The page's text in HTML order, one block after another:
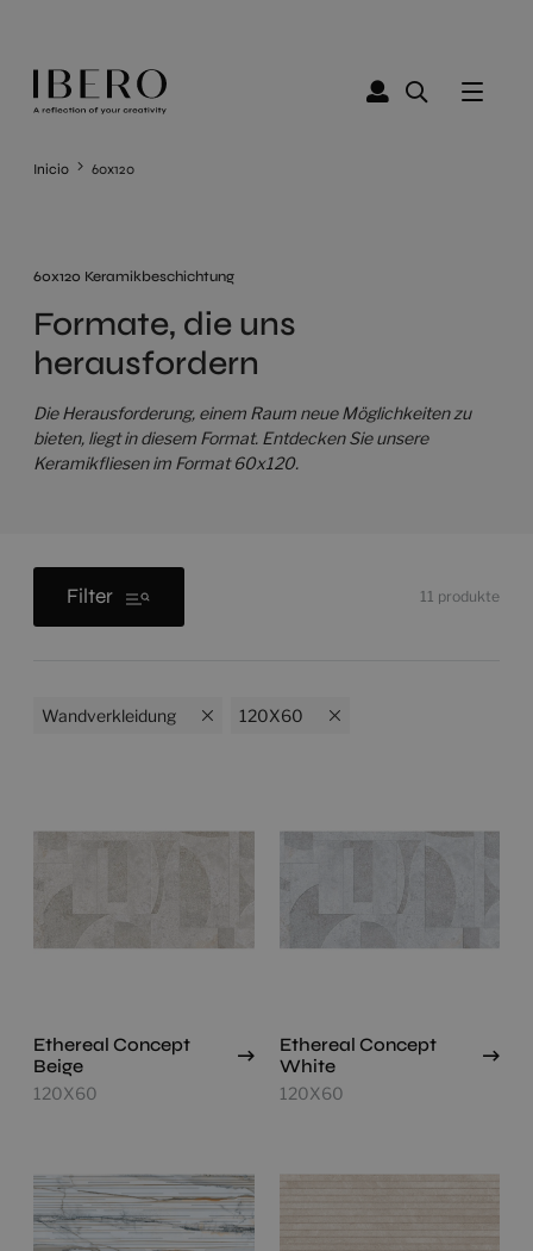
Inicio 60x120
60x120 Keramikbeschichtung
Formate, die uns
herausfordern
Die Herausforderung, einem Raum neue Möglichkeiten zu
bieten, liegt in diesem Format. Entdecken Sie unsere
Keramikfliesen im Format 60x120.
Filter 11 produkte
Wandverkleidung 120X60
Ethereal Concept
Beige
120X60
Ethereal Concept
White
120X60